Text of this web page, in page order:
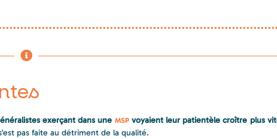
exerçant dans une MSPvoyaient leur patientèle croître plus
pas faite au détriment de la qualité.